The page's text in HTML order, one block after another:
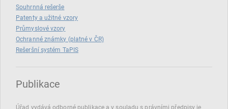
Souhrnná rešerše
Patenty a užitné vzory
Průmyslové vzory
Ochranné známky (platné v ČR)
Rešeršní systém TaPIS
Publikace
Úřad vydává odborné publikace a v souladu s právními předpisy je